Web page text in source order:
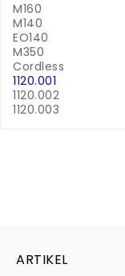
M160
M140
EO140
M350
Cordless
1120.001
1120.002
1120.003
ARTIKEL